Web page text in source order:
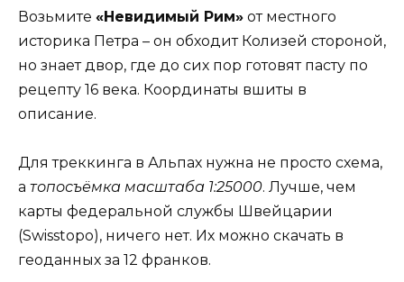
Возьмите «Невидимый Рим» от местного
историка Петра – он обходит Колизей стороной,
но знает двор, где до сих пор готовят пасту по
рецепту 16 века. Координаты вшиты в
описание.
Для треккинга в Альпах нужна не просто схема,
а топосъёмка масштаба 1:25000. Лучше, чем
карты федеральной службы Швейцарии
(Swisstopo), ничего нет. Их можно скачать в
геоданных за 12 франков.